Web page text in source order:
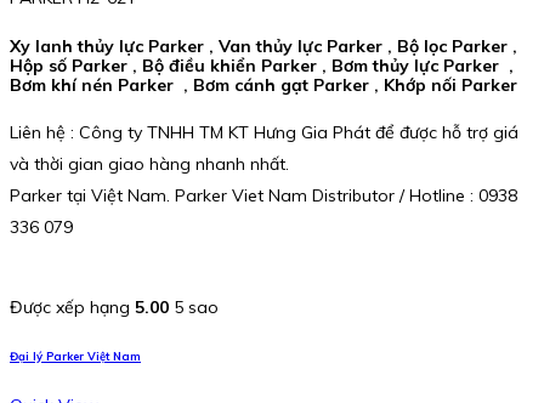
Xy lanh thủy lực Parker , Van thủy lực Parker , Bộ lọc Parker ,
Hộp số Parker , Bộ điều khiển Parker , Bơm thủy lực Parker ,
Bơm khí nén Parker , Bơm cánh gạt Parker , Khớp nối Parker
Liên hệ : Công ty TNHH TM KT Hưng Gia Phát để được hỗ trợ giá
và thời gian giao hàng nhanh nhất.
Parker tại Việt Nam. Parker Viet Nam Distributor / Hotline : 0938
336 079
Được xếp hạng 5.00 5 sao
Đại lý Parker Việt Nam